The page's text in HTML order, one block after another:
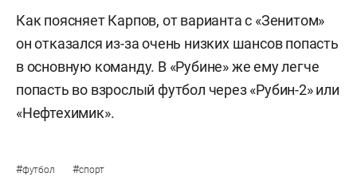
Как поясняет Карпов, от варианта с «Зенитом»
он отказался из-за очень низких шансов попасть
в основную команду. В «Рубине» же ему легче
попасть во взрослый футбол через «Рубин-2» или
«Нефтехимик».
#футбол #спорт